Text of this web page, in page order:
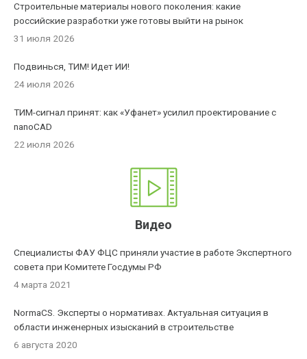
Строительные материалы нового поколения: какие
российские разработки уже готовы выйти на рынок
31 июля 2026
Подвинься, ТИМ! Идет ИИ!
24 июля 2026
ТИМ-сигнал принят: как «Уфанет» усилил проектирование с
nanoCAD
22 июля 2026
Видео
Специалисты ФАУ ФЦС приняли участие в работе Экспертного
совета при Комитете Госдумы РФ
4 марта 2021
NormaCS. Эксперты о нормативах. Актуальная ситуация в
области инженерных изысканий в строительстве
6 августа 2020